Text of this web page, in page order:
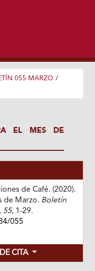
055 MARZO /
EL MES DE
de Café. (2020).
de Marzo. Boletín
55, 1-29.
055
CITA